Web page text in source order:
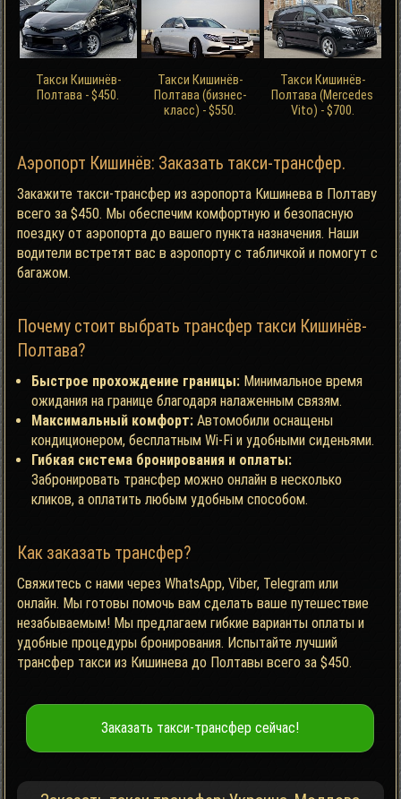
Такси Кишинёв-
Полтава - $450.
Такси Кишинёв-
Полтава (бизнес-
класс) - $550.
Такси Кишинёв-
Полтава (Mercedes
Vito) - $700.
Аэропорт Кишинёв: Заказать такси-трансфер.
Закажите такси-трансфер из аэропорта Кишинева в Полтаву
всего за $450. Мы обеспечим комфортную и безопасную
поездку от аэропорта до вашего пункта назначения. Наши
водители встретят вас в аэропорту с табличкой и помогут с
багажом.
Почему стоит выбрать трансфер такси Кишинёв-
Полтава?
Быстрое прохождение границы: Минимальное время
ожидания на границе благодаря налаженным связям.
Максимальный комфорт:Автомобили оснащены
кондиционером, бесплатным Wi-Fi и удобными сиденьями.
Гибкая система бронирования и оплаты:
Забронировать трансфер можно онлайн в несколько
кликов, а оплатить любым удобным способом.
Как заказать трансфер?
Свяжитесь с нами через WhatsApp, Viber, Telegram или
онлайн. Мы готовы помочь вам сделать ваше путешествие
незабываемым! Мы предлагаем гибкие варианты оплаты и
удобные процедуры бронирования. Испытайте лучший
трансфер такси из Кишинева до Полтавы всего за $450.
Заказать такси-трансфер сейчас!